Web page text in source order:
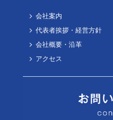
会社案内
代表者挨拶・経営方針
会社概要・沿革
アクセス